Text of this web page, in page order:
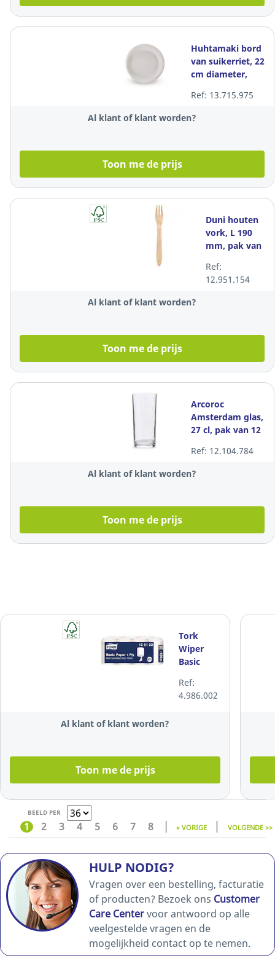
Huhtamaki bord
van suikerriet, 22
cm diameter,
borden
Ref: 13.715.975
Al klant of klant worden?
Toon me de prijs
Duni houten
vork, L 190
mm, pak van
Ref:
12.951.154
Al klant of klant worden?
Toon me de prijs
Arcoroc
Amsterdam glas,
27 cl, pak van 12
Ref: 12.104.784
Al klant of klant worden?
Toon me de prijs
Tork
Wiper
Basic
poetsdoek
M1, 1-
Ref:
4.986.002
Al klant of klant worden?
Toon me de prijs
BEELD PER
1 2 3 4 5 6 7 8 « VORIGE VOLGENDE >>
HULP NODIG?
Vragen over een bestelling, facturatie
of producten? Bezoek ons Customer
Care Centervoor antwoord op alle
veelgestelde vragen en de
mogelijkheid contact op te nemen.